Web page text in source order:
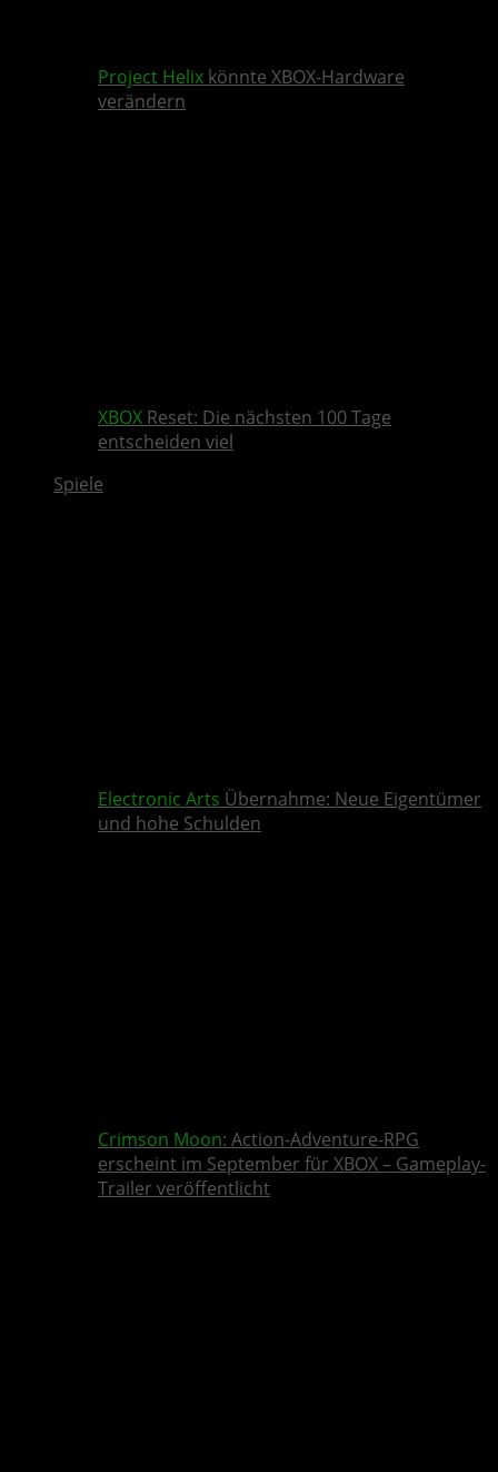
Project Helix könnte XBOX-Hardware
verändern
XBOX Reset: Die nächsten 100 Tage
entscheiden viel
Spiele
Electronic Arts Übernahme: Neue Eigentümer
und hohe Schulden
Crimson Moon: Action-Adventure-RPG
erscheint im September für XBOX – Gameplay-
Trailer veröffentlicht